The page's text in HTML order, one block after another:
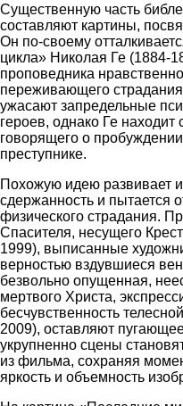
Существенную часть
составляют картины,
Он по-своему
цикла» Николая Ге (1884-
проповедника
переживающего
ужасают запредельные
героев, однако Ге находит
говорящего о
преступнике.
Похожую идею развивает
сдержанность и пытается
физического страдания.
Спасителя, несущего
1999), выписанные
верностью вздувшиеся
безвольно опущенная,
мертвого Христа,
бесчувственность
2009), оставляют
укрупненно сцены
из фильма, сохраняя
яркость и объемность